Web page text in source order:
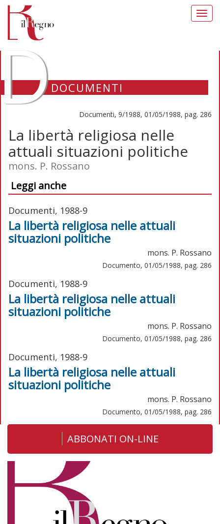
DOCUMENTI
Documenti, 9/1988, 01/05/1988, pag. 286
La libertà religiosa nelle
attuali situazioni politiche
mons. P. Rossano
Leggi anche
Documenti, 1988-9
La libertà religiosa nelle attuali
situazioni politiche
mons. P. Rossano
Documento, 01/05/1988, pag. 286
Documenti, 1988-9
La libertà religiosa nelle attuali
situazioni politiche
mons. P. Rossano
Documento, 01/05/1988, pag. 286
Documenti, 1988-9
La libertà religiosa nelle attuali
situazioni politiche
mons. P. Rossano
Documento, 01/05/1988, pag. 286
ABBONATI ON-LINE